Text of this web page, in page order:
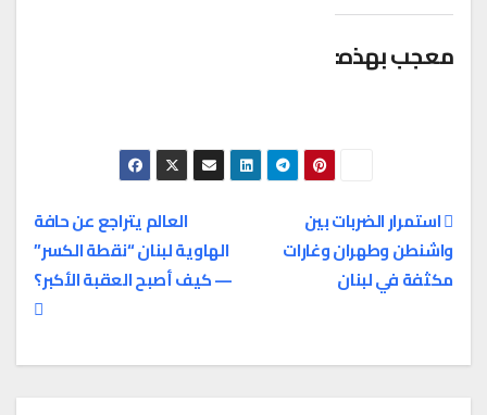
معجب بهذه:
تصفّح
المقالات
العالم يتراجع عن حافة
الهاوية لبنان “نقطة الكسر”
— كيف أصبح العقبة الأكبر؟
استمرار الضربات بين
واشنطن وطهران وغارات
مكثفة في لبنان